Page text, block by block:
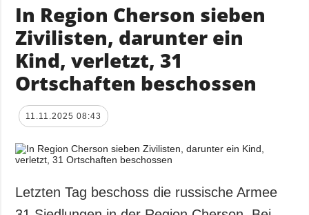
ALLE
RUBRIKEN
Krieg
Wiederaufbau
der Ukraine
Politik
Wirtschaft
Gesellschaft und
AGENTUR
Kontakte
und zum Schutz
In Region Cherson sieben
Zivilisten, darunter ein
Kind, verletzt, 31
Ortschaften beschossen
11.11.2025 08:43
Letzten Tag beschoss die russische Armee